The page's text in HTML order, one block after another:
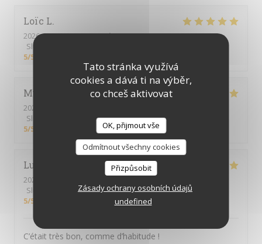
Tato stránka využívá
cookies a dává ti na výběr,
co chceš aktivovat
OK, přijmout vše
Odmítnout všechny cookies
Přizpůsobit
Zásady ochrany osobních údajů
undefined
Loïc L
2026-03-27- 20:00 - Hosté 2
Služba
5/5
Muriel
2026-03-28
Služba
Atmosféra:3/5 Kuchyně:5/5
5/5
Lucie
2026-03-26
Služba
Atmosféra:5/5 Kuchyně:5/5 Kvalita / Cena
5/5
C’était très bon, comme d’habitude !